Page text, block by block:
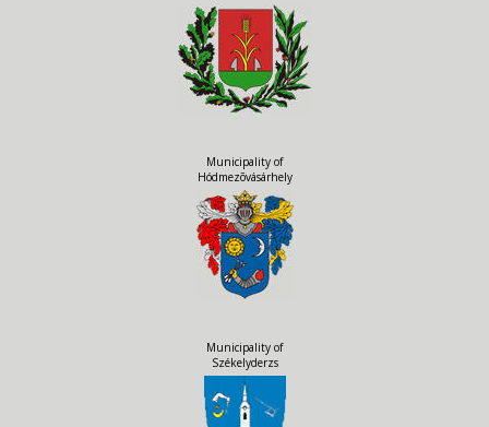
Municipality of
Hódmezõvásárhely
Municipality of
Székelyderzs